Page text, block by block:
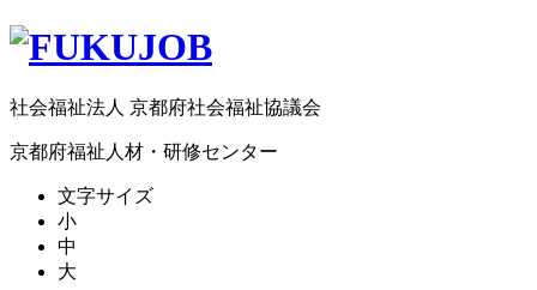
社会福祉法人 京都府社会福祉協議会
京都府福祉人材・研修センター
文字サイズ
小
中
大